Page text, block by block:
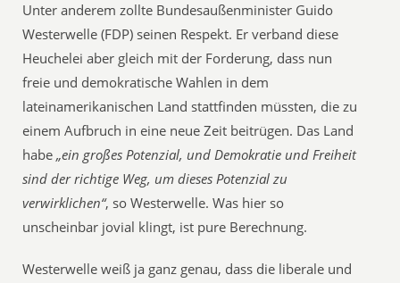
Unter anderem zollte Bundesaußenminister Guido
Westerwelle (FDP) seinen Respekt. Er verband diese
Heuchelei aber gleich mit der Forderung, dass nun
freie und demokratische Wahlen in dem
lateinamerikanischen Land stattfinden müssten, die zu
einem Aufbruch in eine neue Zeit beitrügen. Das Land
habe„ein großes Potenzial, und Demokratie und Freiheit
sind der richtige Weg, um dieses Potenzial zu
verwirklichen“, so Westerwelle. Was hier so
unscheinbar jovial klingt, ist pure Berechnung.
Westerwelle weiß ja ganz genau, dass die liberale und